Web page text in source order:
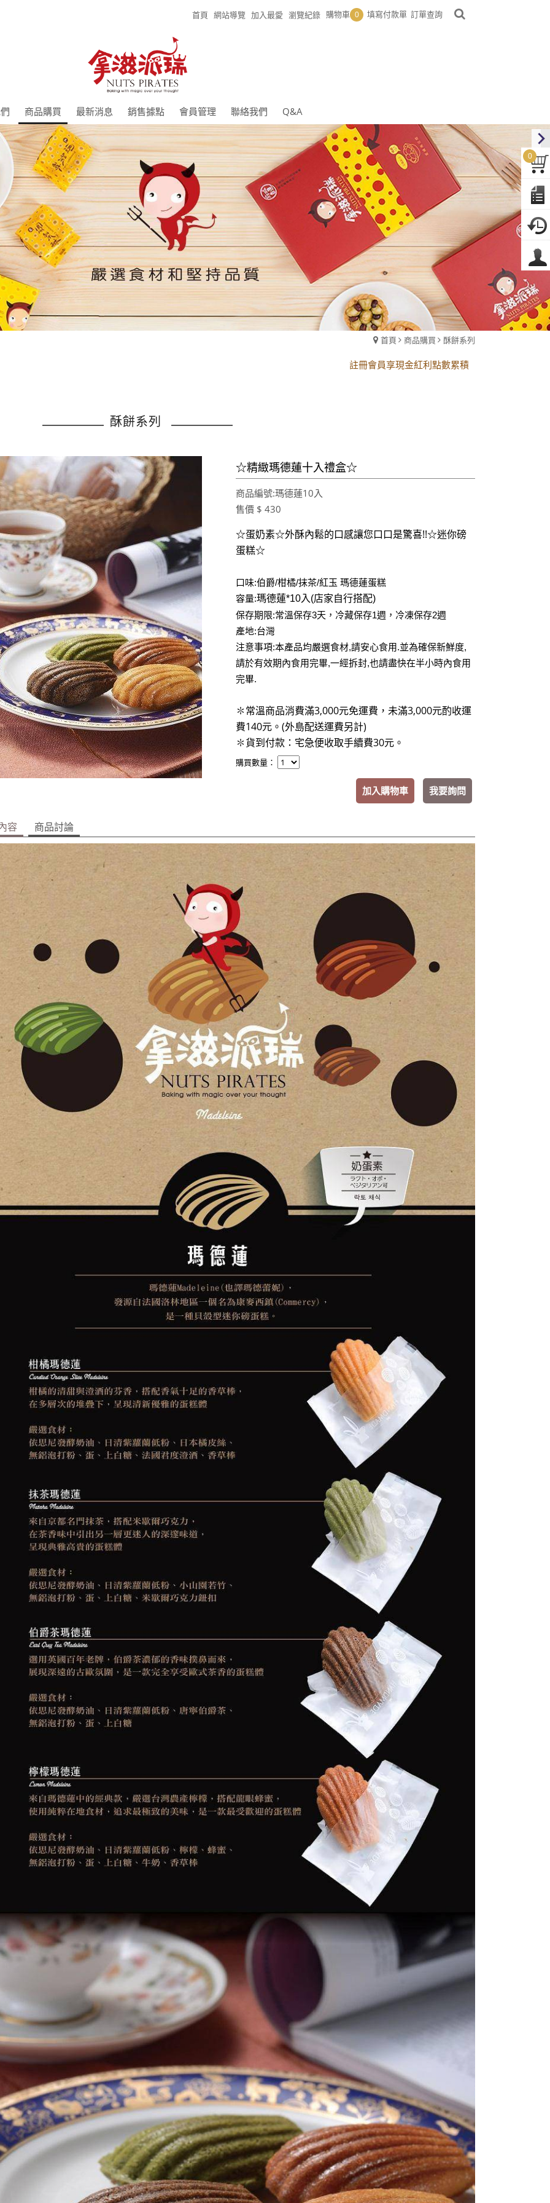
首頁 網站導覽 加入最愛 瀏覽紀錄 購物車 0 填寫付款單 訂單查詢
商品購買 最新消息 銷售據點 會員管理 聯絡我們 Q&A
首頁 商品購買 酥餅系列
黑貓配送時間更改須知
註冊會員享現金紅利點數累積
酥餅系列
☆精緻瑪德蓮十入禮盒☆
商品編號:瑪德蓮10入
售價 $ 430
☆蛋奶素☆外酥內鬆的口感讓您口口是驚喜!!☆迷你磅
蛋糕☆
口味:伯爵/柑橘/抹茶/紅玉 瑪德蓮蛋糕
容量:瑪德蓮*10入(店家自行搭配)
保存期限:常溫保存3天， 冷藏保存1週 ， 冷凍保存2週
產地:台灣
注意事項:本產品均嚴選食材,請安心食用.並為確保新鮮度,
請於有效期內食用完畢,一經拆封,也請盡快在半小時內食用
完畢.
✽常溫商品消費滿3,000元免運費，未滿3,000元酌收運
費140元。(外島配送運費另計)
✽貨到付款：宅急便收取手續費30元。
購買數量：
加入購物車 我要詢問
容 商品討論
0